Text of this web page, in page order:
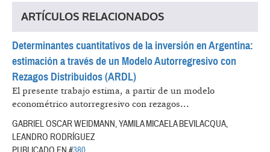
ARTÍCULOS RELACIONADOS
Determinantes cuantitativos de la inversión en Argentina:
estimación a través de un Modelo Autorregresivo con
Rezagos Distribuidos (ARDL)
El presente trabajo estima, a partir de un modelo
econométrico autorregresivo con rezagos...
GABRIEL OSCAR WEIDMANN, YAMILA MICAELA BEVILACQUA,
LEANDRO RODRÍGUEZ